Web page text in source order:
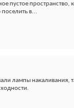
пустое
в...
лампы